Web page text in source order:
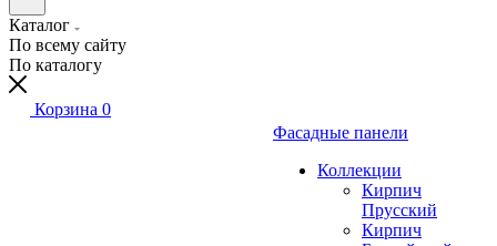
Каталог
По всему сайту
По каталогу
Корзина 0
Фасадные панели
Коллекции
Кирпич
Прусский
Кирпич